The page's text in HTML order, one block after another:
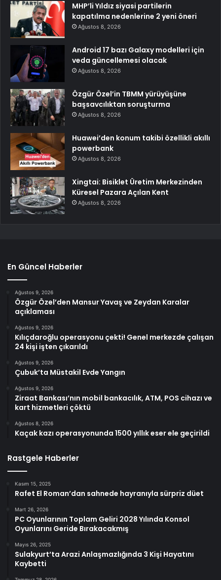
MHP’li Yıldız siyasi partilerin
kapatılma nedenlerine 2 yeni öneri
Ağustos 8, 2026
Android 17 bazı Galaxy modelleri için
veda güncellemesi olacak
Ağustos 8, 2026
Özgür Özel’in TBMM yürüyüşüne
başsavcılıktan soruşturma
Ağustos 8, 2026
Huawei’den konum takibi özellikli akıllı
powerbank
Ağustos 8, 2026
Xingtai: Bisiklet Üretim Merkezinden
Küresel Pazara Açılan Kent
Ağustos 8, 2026
En Güncel Haberler
Ağustos 9, 2026
Özgür Özel’den Mansur Yavaş ve Zeydan Karalar
açıklaması
Ağustos 9, 2026
Kılıçdaroğlu operasyonu çekti! Genel merkezde çalışan
24 kişi işten çıkarıldı
Ağustos 9, 2026
Çubuk’ta Müstakil Evde Yangın
Ağustos 9, 2026
Ziraat Bankası’nın mobil bankacılık, ATM, POS cihazı ve
kart hizmetleri çöktü
Ağustos 8, 2026
Kaçak kazı operasyonunda 1500 yıllık eser ele geçirildi
Rastgele Haberler
Kasım 15, 2025
Rafet El Roman’dan sahnede hayranıyla sürpriz düet
Mart 26, 2026
PC Oyunlarının Toplam Geliri 2028 Yılında Konsol
Oyunlarını Geride Bırakacakmış
Mayıs 26, 2025
Sulakyurt’ta Arazi Anlaşmazlığında 3 Kişi Hayatını
Kaybetti